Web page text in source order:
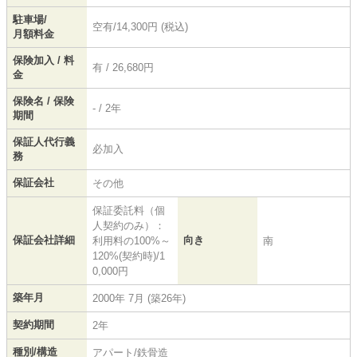
駐車場/
月額料金
空有/14,300円 (税込)
保険加入 / 料
金
有 / 26,680円
保険名 / 保険
期間
- / 2年
保証人代行義
務
必加入
保証会社 その他
保証会社詳細
保証委託料（個
人契約のみ）：
利用料の100%～
120%(契約時)/1
0,000円
向き 南
築年月 2000年 7月 (築26年)
契約期間 2年
種別/構造 アパート/鉄骨造